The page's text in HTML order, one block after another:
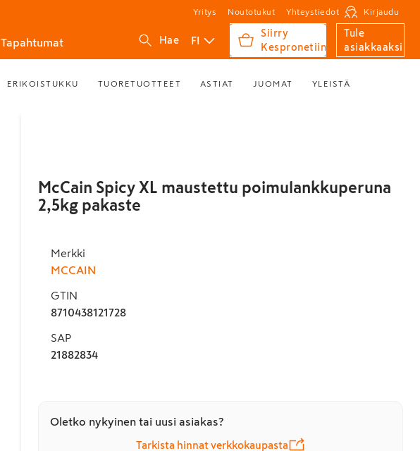
Yritys Noutotukut Yhteystiedot Kirjaudu
Tapahtumat Hae FI
Siirry
Kespronetiin
Tule
asiakkaaksi
ERIKOISTUKKU TUORETUOTTEET ASTIAT JUOMAT YLEISTÄ
McCain Spicy XL maustettu poimulankkuperuna
2,5kg pakaste
Merkki
MCCAIN
GTIN
8710438121728
SAP
21882834
Oletko nykyinen tai uusi asiakas?
Tarkista hinnat verkkokaupasta